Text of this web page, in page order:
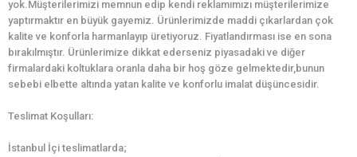
yok.Müşterilerimizi memnun edip kendi reklamımızı müşterilerimize
yaptırmaktır en büyük gayemiz. Ürünlerimizde maddi çıkarlardan çok
kalite ve konforla harmanlayıp üretiyoruz. Fiyatlandırması ise en sona
bırakılmıştır. Ürünlerimize dikkat ederseniz piyasadaki ve diğer
firmalardaki koltuklara oranla daha bir hoş göze gelmektedir,bunun
sebebi elbette altında yatan kalite ve konforlu imalat düşüncesidir.
Teslimat Koşulları:
İstanbul İçi teslimatlarda;